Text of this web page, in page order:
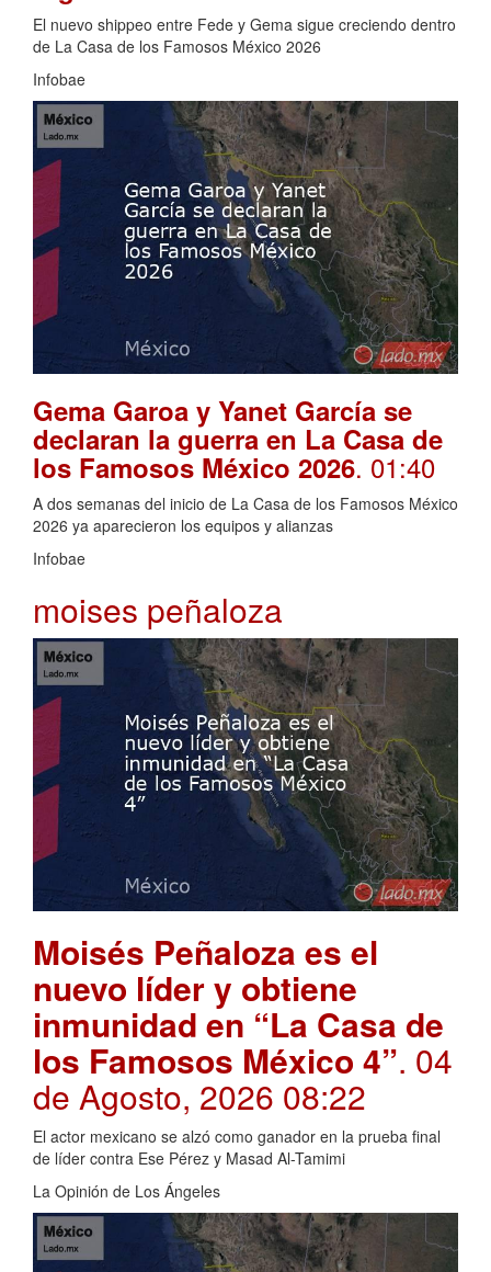
El nuevo shippeo entre Fede y Gema sigue creciendo dentro
de La Casa de los Famosos México 2026
Infobae
Gema Garoa y Yanet García se
declaran la guerra en La Casa de
los Famosos México 2026. 01:40
A dos semanas del inicio de La Casa de los Famosos México
2026 ya aparecieron los equipos y alianzas
Infobae
moises peñaloza
Moisés Peñaloza es el
nuevo líder y obtiene
inmunidad en “La Casa de
los Famosos México 4”. 04
de Agosto, 2026 08:22
El actor mexicano se alzó como ganador en la prueba final
de líder contra Ese Pérez y Masad Al-Tamimi
La Opinión de Los Ángeles